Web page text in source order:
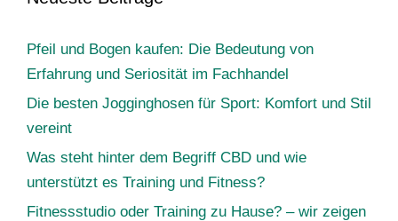
Pfeil und Bogen kaufen: Die Bedeutung von
Erfahrung und Seriosität im Fachhandel
Die besten Jogginghosen für Sport: Komfort und Stil
vereint
Was steht hinter dem Begriff CBD und wie
unterstützt es Training und Fitness?
Fitnessstudio oder Training zu Hause? – wir zeigen